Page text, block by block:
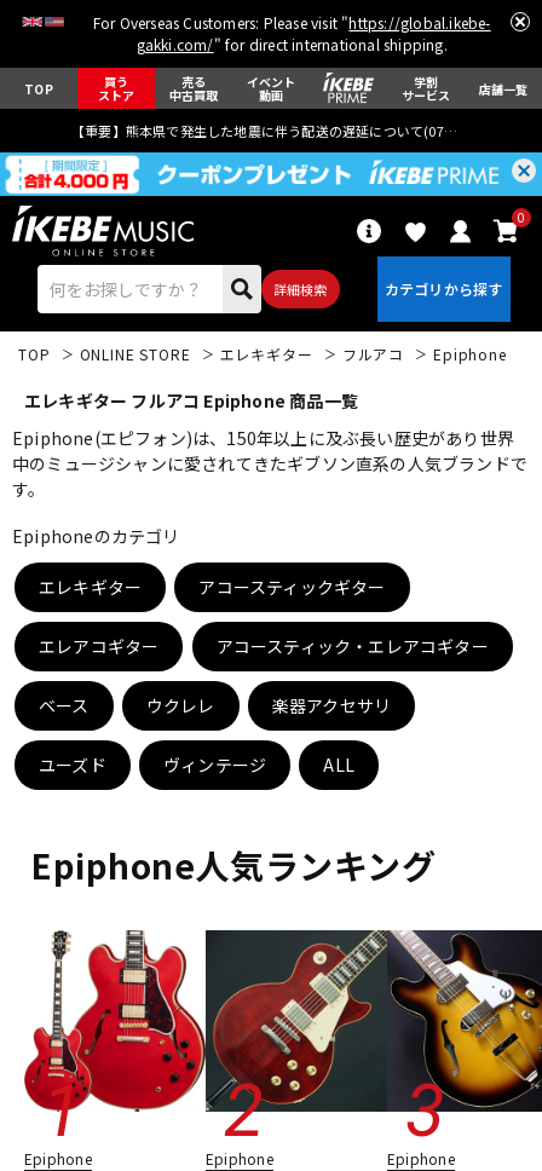
For Overseas Customers: Please visit "https://global.ikebe-
gakki.com/" for direct international shipping.
TOP 買う
ストア
売る
中古買取
イベント
動画
学割
サービス 店舗一覧
【重要】熊本県で発生した地震に伴う配送の遅延について(07月29日
詳細検索
0
ベース ウクレレ
キーボード 電子ピアノ
アンプ エフェクター
DJ機器 DTM
DTM オンライン納品 レコーディング機器
TOP ONLINE STORE エレキギター フルアコ Epiphone
エレキギター フルアコ Epiphone 商品一覧
Epiphone(エピフォン)は、150年以上に及ぶ長い歴史があり世界
中のミュージシャンに愛されてきたギブソン直系の人気ブランドで
す。
Epiphoneのカテゴリ
エレキギター アコースティックギター
エレアコギター アコースティック・エレアコギター
ベース ウクレレ 楽器アクセサリ
ユーズド ヴィンテージ ALL
Epiphone人気ランキング
Epiphone Epiphone Epiphone